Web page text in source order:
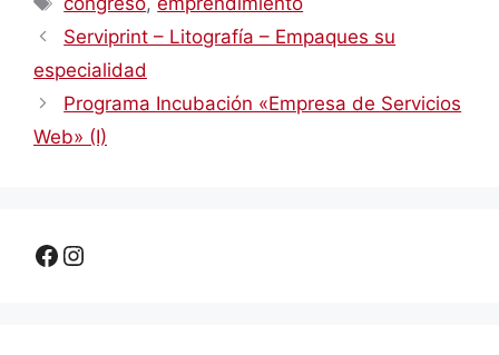
Serviprint – Litografía – Empaques su
especialidad
Programa Incubación «Empresa de Servicios
Web» (I)
Facebook
Instagram